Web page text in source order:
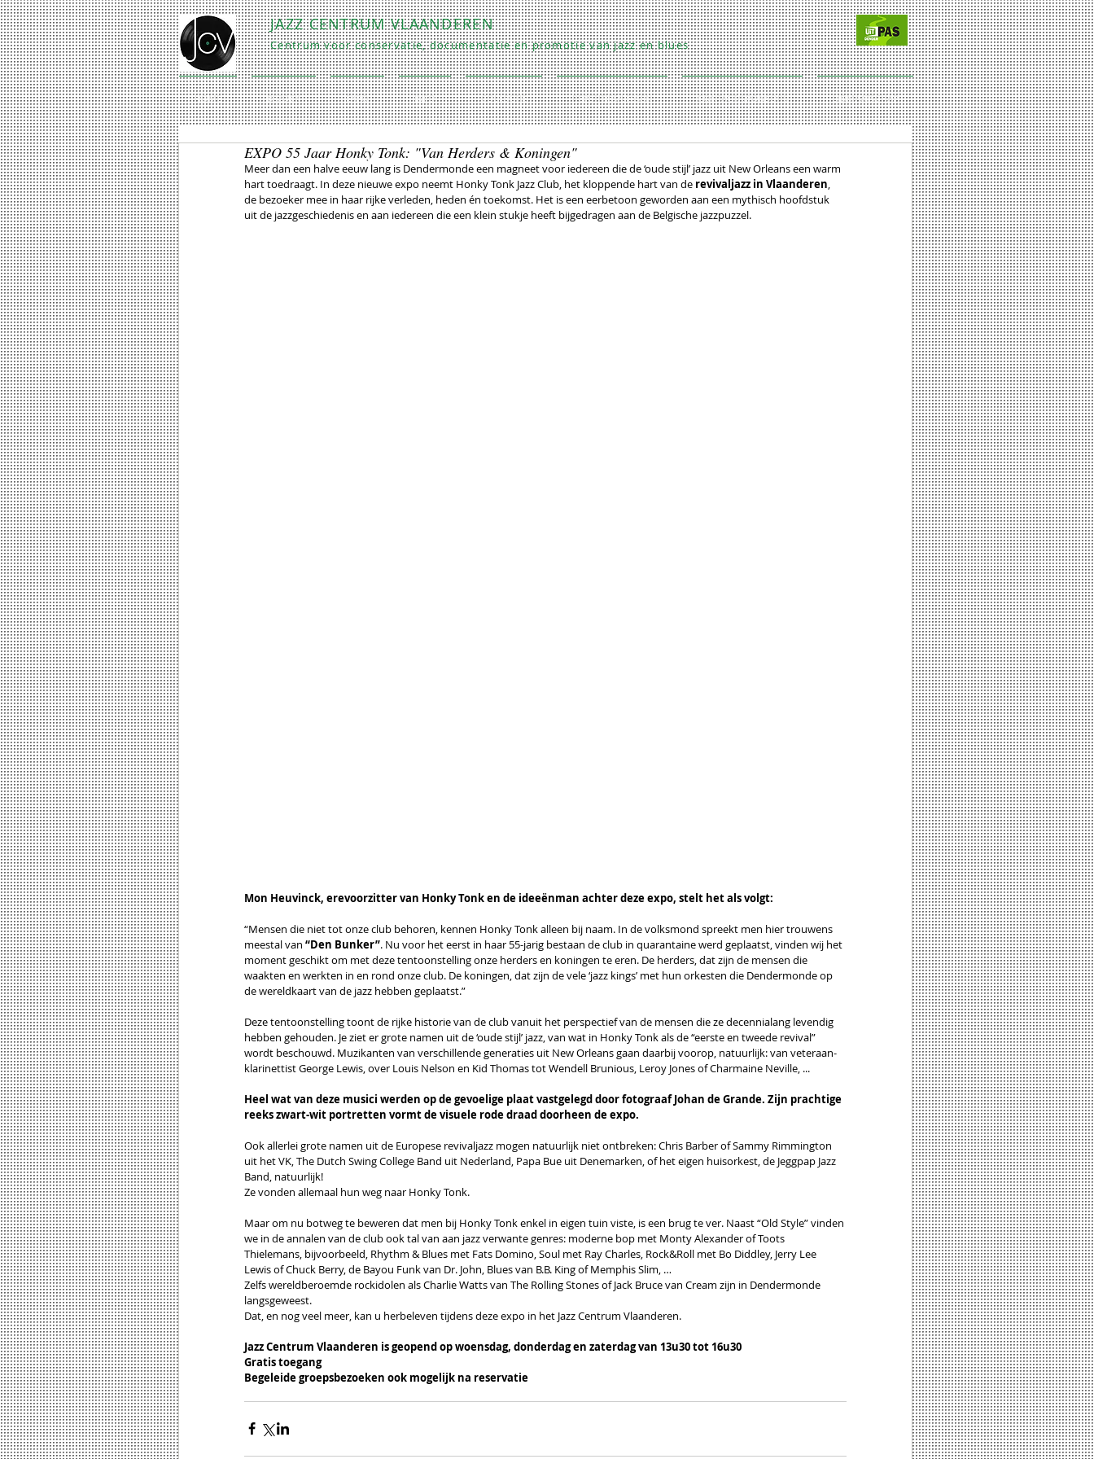
JAZZ CENTRUM VLAANDEREN
Centrum voor conservatie, documentatie en promotie van jazz en blues
HOME BEZOEK EXPO INFO COLLECTIE REPETITIES/LESSEN CONTACT/SPONSORS LIDMAATSCHAP
EXPO 55 Jaar Honky Tonk: "Van Herders & Koningen"
Meer dan een halve eeuw lang is Dendermonde een magneet voor iedereen die de ‘oude stijl’ jazz uit New Orleans een warm
hart toedraagt. In deze nieuwe expo neemt Honky Tonk Jazz Club, het kloppende hart van de revivaljazz in Vlaanderen,
de bezoeker mee in haar rijke verleden, heden én toekomst. Het is een eerbetoon geworden aan een mythisch hoofdstuk
uit de jazzgeschiedenis en aan iedereen die een klein stukje heeft bijgedragen aan de Belgische jazzpuzzel.
Mon Heuvinck, erevoorzitter van Honky Tonk en de ideeënman achter deze expo, stelt het als volgt:
“Mensen die niet tot onze club behoren, kennen Honky Tonk alleen bij naam. In de volksmond spreekt men hier trouwens
meestal van “Den Bunker”. Nu voor het eerst in haar 55-jarig bestaan de club in quarantaine werd geplaatst, vinden wij het
moment geschikt om met deze tentoonstelling onze herders en koningen te eren. De herders, dat zijn de mensen die
waakten en werkten in en rond onze club. De koningen, dat zijn de vele ‘jazz kings’ met hun orkesten die Dendermonde op
de wereldkaart van de jazz hebben geplaatst.”
Deze tentoonstelling toont de rijke historie van de club vanuit het perspectief van de mensen die ze decennialang levendig
hebben gehouden. Je ziet er grote namen uit de ‘oude stijl’ jazz, van wat in Honky Tonk als de “eerste en tweede revival”
wordt beschouwd. Muzikanten van verschillende generaties uit New Orleans gaan daarbij voorop, natuurlijk: van veteraan-
klarinettist George Lewis, over Louis Nelson en Kid Thomas tot Wendell Brunious, Leroy Jones of Charmaine Neville, ...
Heel wat van deze musici werden op de gevoelige plaat vastgelegd door fotograaf Johan de Grande. Zijn prachtige
reeks zwart-wit portretten vormt de visuele rode draad doorheen de expo.
Ook allerlei grote namen uit de Europese revivaljazz mogen natuurlijk niet ontbreken: Chris Barber of Sammy Rimmington
uit het VK, The Dutch Swing College Band uit Nederland, Papa Bue uit Denemarken, of het eigen huisorkest, de Jeggpap Jazz
Band, natuurlijk!
Ze vonden allemaal hun weg naar Honky Tonk.
Maar om nu botweg te beweren dat men bij Honky Tonk enkel in eigen tuin viste, is een brug te ver. Naast “Old Style” vinden
we in de annalen van de club ook tal van aan jazz verwante genres: moderne bop met Monty Alexander of Toots
Thielemans, bijvoorbeeld, Rhythm & Blues met Fats Domino, Soul met Ray Charles, Rock&Roll met Bo Diddley, Jerry Lee
Lewis of Chuck Berry, de Bayou Funk van Dr. John, Blues van B.B. King of Memphis Slim, …
Zelfs wereldberoemde rockidolen als Charlie Watts van The Rolling Stones of Jack Bruce van Cream zijn in Dendermonde
langsgeweest.
Dat, en nog veel meer, kan u herbeleven tijdens deze expo in het Jazz Centrum Vlaanderen.
Jazz Centrum Vlaanderen is geopend op woensdag, donderdag en zaterdag van 13u30 tot 16u30
Gratis toegang
Begeleide groepsbezoeken ook mogelijk na reservatie